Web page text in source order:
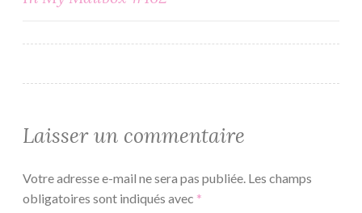
Laisser un commentaire
Votre adresse e-mail ne sera pas publiée. Les champs
obligatoires sont indiqués avec *